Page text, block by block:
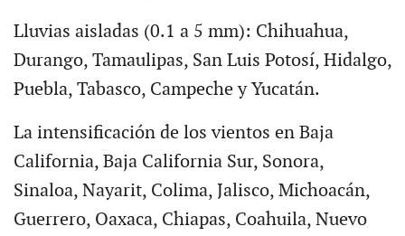
Lluvias aisladas (0.1 a 5 mm): Chihuahua,
Durango, Tamaulipas, San Luis Potosí, Hidalgo,
Puebla, Tabasco, Campeche y Yucatán.
La intensificación de los vientos en Baja
California, Baja California Sur, Sonora,
Sinaloa, Nayarit, Colima, Jalisco, Michoacán,
Guerrero, Oaxaca, Chiapas, Coahuila, Nuevo